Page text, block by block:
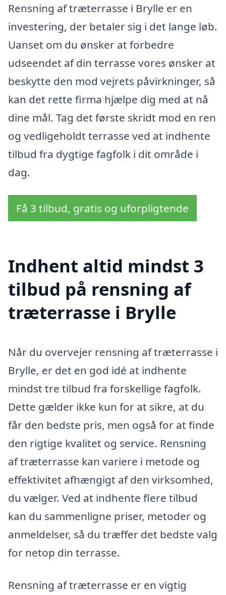
Rensning af træterrasse i Brylle er en
investering, der betaler sig i det lange løb.
Uanset om du ønsker at forbedre
udseendet af din terrasse vores ønsker at
beskytte den mod vejrets påvirkninger, så
kan det rette firma hjælpe dig med at nå
dine mål. Tag det første skridt mod en ren
og vedligeholdt terrasse ved at indhente
tilbud fra dygtige fagfolk i dit område i
dag.
Få 3 tilbud, gratis og uforpligtende
Indhent altid mindst 3
tilbud på rensning af
træterrasse i Brylle
Når du overvejer rensning af træterrasse i
Brylle, er det en god idé at indhente
mindst tre tilbud fra forskellige fagfolk.
Dette gælder ikke kun for at sikre, at du
får den bedste pris, men også for at finde
den rigtige kvalitet og service. Rensning
af træterrasse kan variere i metode og
effektivitet afhængigt af den virksomhed,
du vælger. Ved at indhente flere tilbud
kan du sammenligne priser, metoder og
anmeldelser, så du træffer det bedste valg
for netop din terrasse.
Rensning af træterrasse er en vigtig